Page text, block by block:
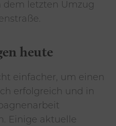
dem letzten Umzug
heute
einfacher, um einen
erfolgreich und in
Einige aktuelle